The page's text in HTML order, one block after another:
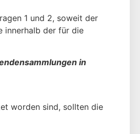
1 und 2, soweit der
innerhalb der für die
in
worden sind, sollten die